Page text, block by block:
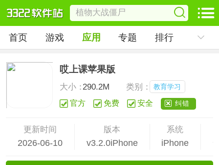
首页 游戏 应用 专题 排行
哎上课苹果版
大小：290.2M 类别： 教育学习
官方 免费 安全 纠错
更新时间
2026-06-10
版本
v3.2.0iPhone
系统
iPhone